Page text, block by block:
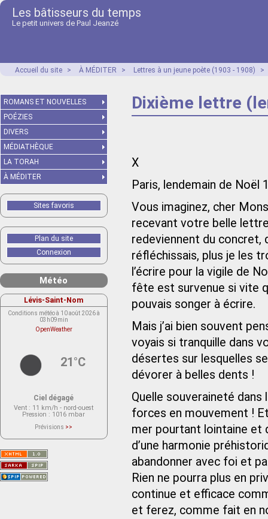
Les bâtisseurs du temps
Le petit univers de Paul Jeanzé
Accueil du site > À MÉDITER > Lettres à un jeune poète (1903 - 1908) >
Dixième lettre
X
Paris, lendemain de Noël
Vous imaginez, cher
recevant votre belle
redeviennent du concret,
réfléchissais, plus je les
l’écrire pour la vigile de
fête est survenue si vite
pouvais songer à écrire.
Mais j’ai bien souvent
voyais si tranquille dans
désertes sur lesquelles
dévorer à belles dents !
Quelle souveraineté
forces en mouvement !
mer pourtant lointaine et
d’une harmonie
abandonner avec foi et
Rien ne pourra plus en
continue et efficace
et ferez, comme fait en
ROMANS ET NOUVELLES
POÉZIES
DIVERS
MÉDIATHÈQUE
LA TORAH
À MÉDITER
Sites favoris
Plan du site
Connexion
Météo
Lévis-Saint-Nom
Conditions météo à 10 août 2026 à
03h09min
OpenWeather
21°C
Ciel dégagé
Vent : 11 km/h - nord-ouest
Pression : 1016 mbar
Prévisions >>
actuellement aucune prévision
Saint-Nom.
Veuillez consulter le message du
service ci-dessous.
(401 - Invalid API key. Please see
https://openweathermap.org/faq#error401